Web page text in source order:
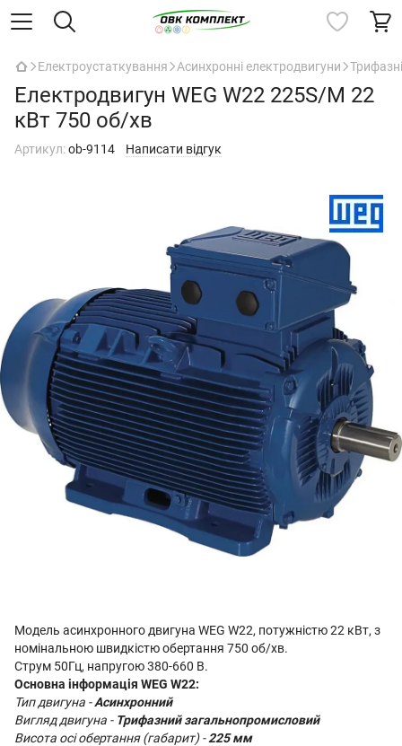
Електроустаткування Асинхронні електродвигуни
Електродвигун WEG W22 225S/M 22
кВт 750 об/хв
Артикул:ob-9114 Написати відгук
Модель асинхронного двигуна WEG W22, потужністю 22 кВт, з
номінальною швидкістю обертання 750 об/хв.
Струм 50Гц, напругою 380-660 В.
Основна інформація WEG W22:
Тип двигуна -Асинхронний
Вигляд двигуна - Трифазний загальнопромисловий
Висота осі обертання (габарит) -225 мм